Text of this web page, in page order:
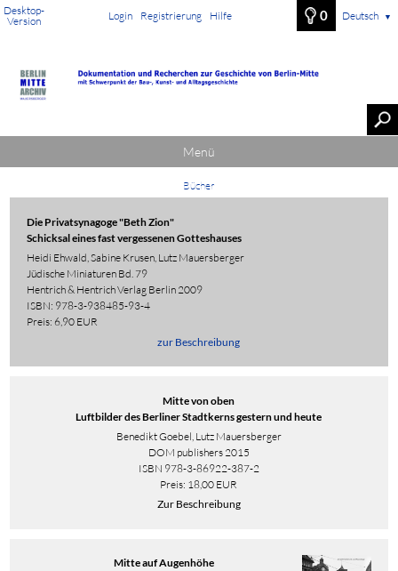
Desktop-
Version
Login Registrierung Hilfe 0 Deutsch ▼
Menü
Bücher
Die Privatsynagoge "Beth Zion"
Schicksal eines fast vergessenen Gotteshauses
Heidi Ehwald, Sabine Krusen, Lutz Mauersberger
Jüdische Miniaturen Bd. 79
Hentrich & Hentrich Verlag Berlin 2009
ISBN: 978-3-938485-93-4
Preis: 6,90 EUR
zur Beschreibung
Mitte von oben
Luftbilder des Berliner Stadtkerns gestern und heute
Benedikt Goebel, Lutz Mauersberger
DOM publishers 2015
ISBN 978-3-86922-387-2
Preis: 18,00 EUR
Zur Beschreibung
Mitte auf Augenhöhe